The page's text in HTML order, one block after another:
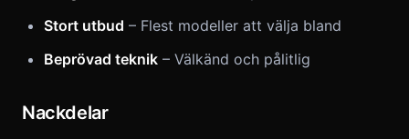
Stort utbud – Flest modeller att välja bland
Beprövad teknik – Välkänd och pålitlig
Nackdelar